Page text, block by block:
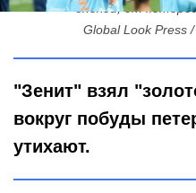
эпохой, от
Global Look Press
"Зенит" взял
вокруг побуды
утихают.